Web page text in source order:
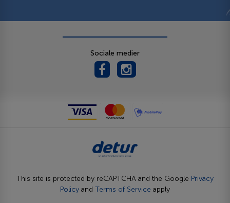
Sociale medier
This site is protected by reCAPTCHA and the Google Privacy
Policy and Terms of Service apply